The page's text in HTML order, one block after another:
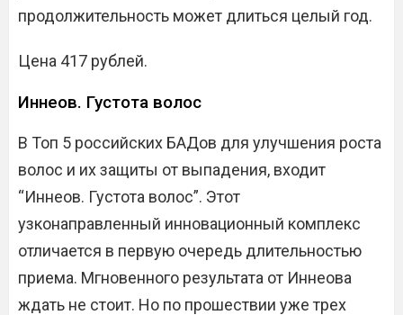
продолжительность может длиться целый год.
Цена 417 рублей.
Иннеов. Густота волос
В Топ 5 российских БАДов для улучшения роста
волос и их защиты от выпадения, входит
“Иннеов. Густота волос”. Этот
узконаправленный инновационный комплекс
отличается в первую очередь длительностью
приема. Мгновенного результата от Иннеова
ждать не стоит. Но по прошествии уже трех